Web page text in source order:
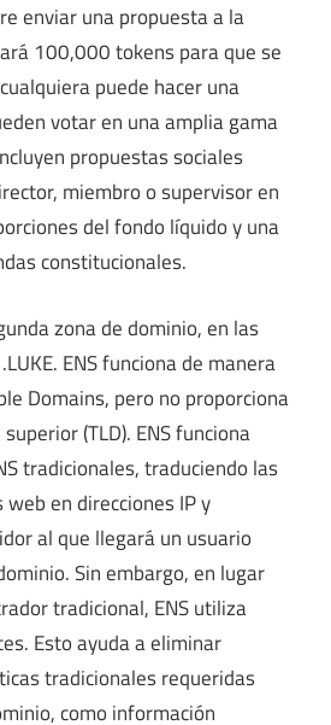
enviar una propuesta a la
100,000 tokens para que se
puede hacer una
votar en una amplia gama
propuestas sociales
miembro o supervisor en
del fondo líquido y una
constitucionales.
zona de dominio, en las
ENS funciona de manera
Domains, pero no proporciona
(TLD). ENS funciona
tradicionales, traduciendo las
en direcciones IP y
al que llegará un usuario
Sin embargo, en lugar
tradicional, ENS utiliza
Esto ayuda a eliminar
tradicionales requeridas
como información